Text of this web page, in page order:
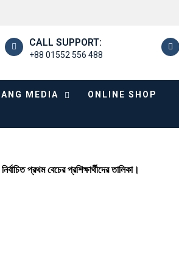
CALL SUPPORT:
+88 01552 556 488
MEDIA ONLINE SHOP
প্রথম বেচের প্রশিক্ষার্থীদের তালিকা।